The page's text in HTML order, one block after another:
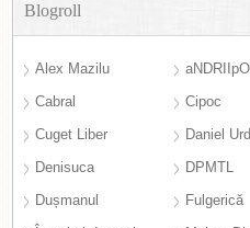
Blogroll
Alex Mazilu
Cabral
Cipoc
Cuget Liber
Daniel
Denisuca
DPMTL
Dușmanul
Fulgerică